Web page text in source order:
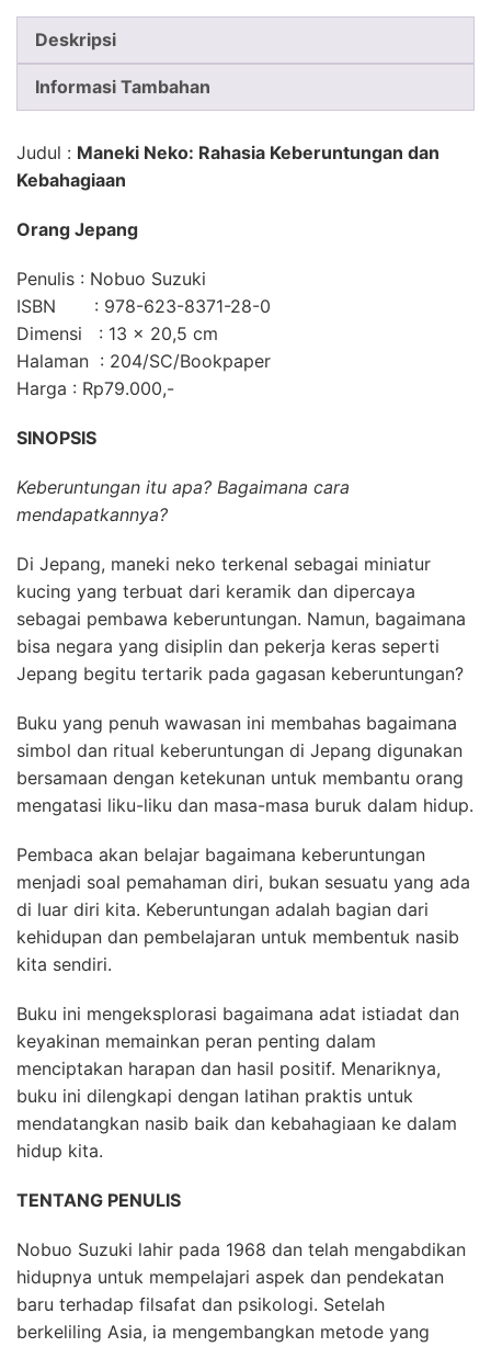
Deskripsi
Informasi Tambahan
Judul : Maneki Neko: Rahasia Keberuntungan dan
Kebahagiaan
Orang Jepang
Penulis : Nobuo Suzuki
ISBN : 978-623-8371-28-0
Dimensi : 13 × 20,5 cm
Halaman : 204/SC/Bookpaper
Harga : Rp79.000,-
SINOPSIS
Keberuntungan itu apa? Bagaimana cara
mendapatkannya?
Di Jepang, maneki neko terkenal sebagai miniatur
kucing yang terbuat dari keramik dan dipercaya
sebagai pembawa keberuntungan. Namun, bagaimana
bisa negara yang disiplin dan pekerja keras seperti
Jepang begitu tertarik pada gagasan keberuntungan?
Buku yang penuh wawasan ini membahas bagaimana
simbol dan ritual keberuntungan di Jepang digunakan
bersamaan dengan ketekunan untuk membantu orang
mengatasi liku-liku dan masa-masa buruk dalam hidup.
Pembaca akan belajar bagaimana keberuntungan
menjadi soal pemahaman diri, bukan sesuatu yang ada
di luar diri kita. Keberuntungan adalah bagian dari
kehidupan dan pembelajaran untuk membentuk nasib
kita sendiri.
Buku ini mengeksplorasi bagaimana adat istiadat dan
keyakinan memainkan peran penting dalam
menciptakan harapan dan hasil positif. Menariknya,
buku ini dilengkapi dengan latihan praktis untuk
mendatangkan nasib baik dan kebahagiaan ke dalam
hidup kita.
TENTANG PENULIS
Nobuo Suzuki lahir pada 1968 dan telah mengabdikan
hidupnya untuk mempelajari aspek dan pendekatan
baru terhadap filsafat dan psikologi. Setelah
berkeliling Asia, ia mengembangkan metode yang